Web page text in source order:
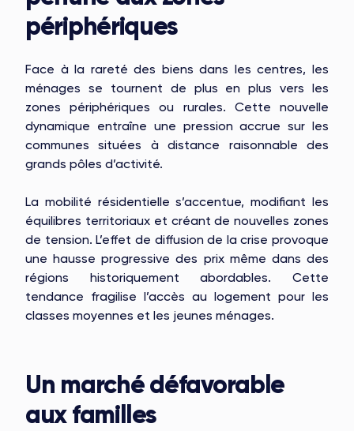
périphériques
Face à la rareté des biens dans les centres, les
ménages se tournent de plus en plus vers les
zones périphériques ou rurales. Cette nouvelle
dynamique entraîne une pression accrue sur les
communes situées à distance raisonnable des
grands pôles d’activité.
La mobilité résidentielle s’accentue, modifiant les
équilibres territoriaux et créant de nouvelles zones
de tension. L’effet de diffusion de la crise provoque
une hausse progressive des prix même dans des
régions historiquement abordables. Cette
tendance fragilise l’accès au logement pour les
classes moyennes et les jeunes ménages.
Un marché défavorable
aux familles